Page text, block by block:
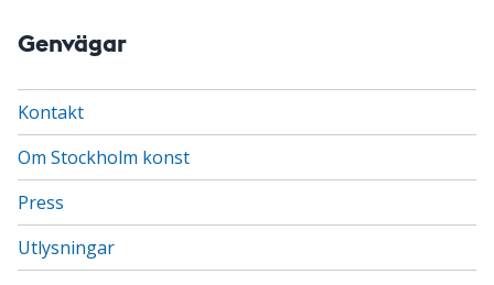
Genvägar
Kontakt
Om Stockholm konst
Press
Utlysningar